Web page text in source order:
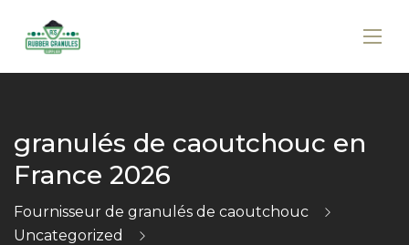
granulés de caoutchouc en
France 2026
Fournisseur de granulés de caoutchouc
Uncategorized